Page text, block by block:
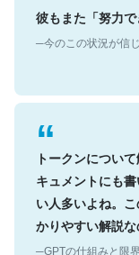
彼もまた「努力
トークンについ
キュメントにも
い人多いよね。
かりやすい解説